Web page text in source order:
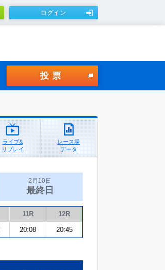
ログイン
投票
ライブ&
リプレイ
レース場
データ
2月10日
最終日
11R 12R
20:08 20:45